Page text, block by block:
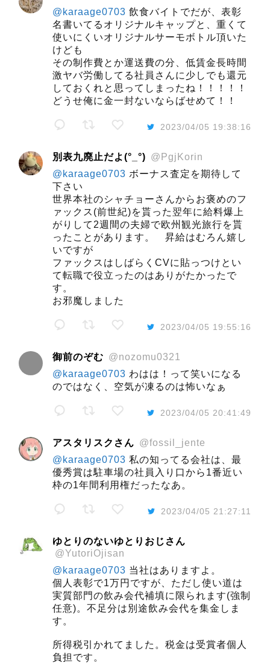
@karaage0703 飲食バイトでだが、表彰
名書いてるオリジナルキャップと、重くて
使いにくいオリジナルサーモボトル頂いた
けども
その制作費とか運送費の分、低賃金長時間
激ヤバ労働してる社員さんに少しでも還元
しておくれと思ってしまったね！！！！！
どうせ俺に金一封ないならばせめて！！
2023/04/05 19:38:16
別表九廃止だよ(°_°) @PgjKorin
@karaage0703 ボーナス査定を期待して
下さい
世界本社のシャチョーさんからお褒めのフ
ァックス(前世紀)を貰った翌年に給料爆上
がりして2週間の夫婦で欧州観光旅行を貰
ったことがあります。 昇給はむろん嬉し
いですが
ファックスはしばらくCVに貼っつけとい
て転職で役立ったのはありがたかったで
す。
お邪魔しました
2023/04/05 19:55:16
御前のぞむ @nozomu0321
@karaage0703 わはは！って笑いになる
のではなく、空気が凍るのは怖いなぁ
2023/04/05 20:41:49
アスタリスクさん @fossil_jente
@karaage0703 私の知ってる会社は、最
優秀賞は駐車場の社員入り口から1番近い
枠の1年間利用権だったなあ。
2023/04/05 21:27:11
ゆとりのないゆとりおじさん
@YutoriOjisan
@karaage0703 当社はありますよ。
個人表彰で1万円ですが、ただし使い道は
実質部門の飲み会代補填に限られます(強制
任意)。不足分は別途飲み会代を集金しま
す。
所得税引かれてました。税金は受賞者個人
負担です。